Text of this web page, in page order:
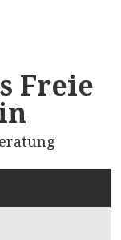
Freie